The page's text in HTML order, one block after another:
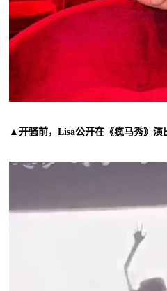
▲开骚前，Lisa公开在《疯马秀》演